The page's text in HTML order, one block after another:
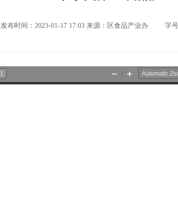
发布时间：2023-01-17 17:03 来源：区食品产业办 字